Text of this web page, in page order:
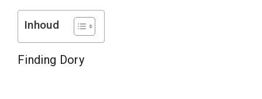
Inhoud
Finding Dory